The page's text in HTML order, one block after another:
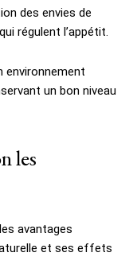
des envies de
régulent l’appétit.
environnement
un bon niveau
les
avantages
et ses effets